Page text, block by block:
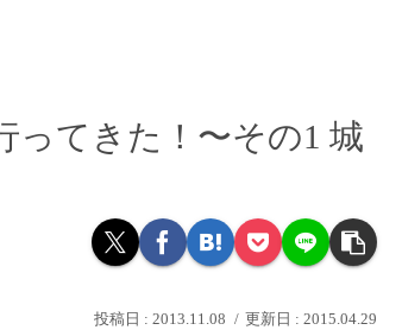
ってきた！〜その1 城
2013.11.08 2015.04.29